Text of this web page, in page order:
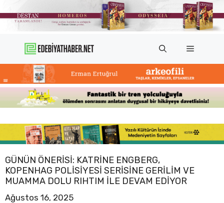
atla
Menü
GÜNÜN ÖNERISI: KATRINE ENGBERG,
KOPENHAG POLISIYESI SERISINE GERILIM VE
MUAMMA DOLU RIHTIM ILE DEVAM EDIYOR
Ağustos 16, 2025